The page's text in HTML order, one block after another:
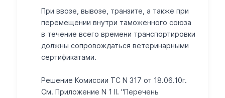
При ввозе, вывозе, транзите, а также при
перемещении внутри таможенного союза
в течение всего времени транспортировки
должны сопровождаться ветеринарными
сертификатами.
Решение Комиссии ТС N 317 от 18.06.10г.
См. Приложение N 1 II. "Перечень